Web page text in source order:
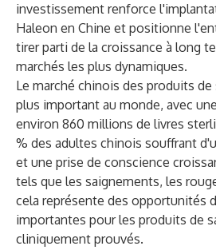
investissement renforce
Haleon en Chine et positionne
tirer parti de la croissance à long
marchés les plus dynamiques.
Le marché chinois des produits
plus important au monde, avec
environ 860 millions de livres
% des adultes chinois souffrant
et une prise de conscience
tels que les saignements, les
cela représente des opportunités
importantes pour les produits de
cliniquement prouvés.